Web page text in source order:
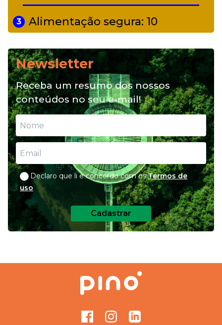
3
Alimentação segura: 10
4
Alimentação natural e mix
feeding: conheça essas opções
para nutrição do seu pet
Newsletter
Receba um resumo dos nossos
conteúdos no seu e-mail!
Declaro que li e concordo com os Termos de
uso
Cadastrar
FacebookInstagramGitHub